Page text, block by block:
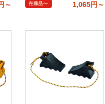
～ 1,065円～